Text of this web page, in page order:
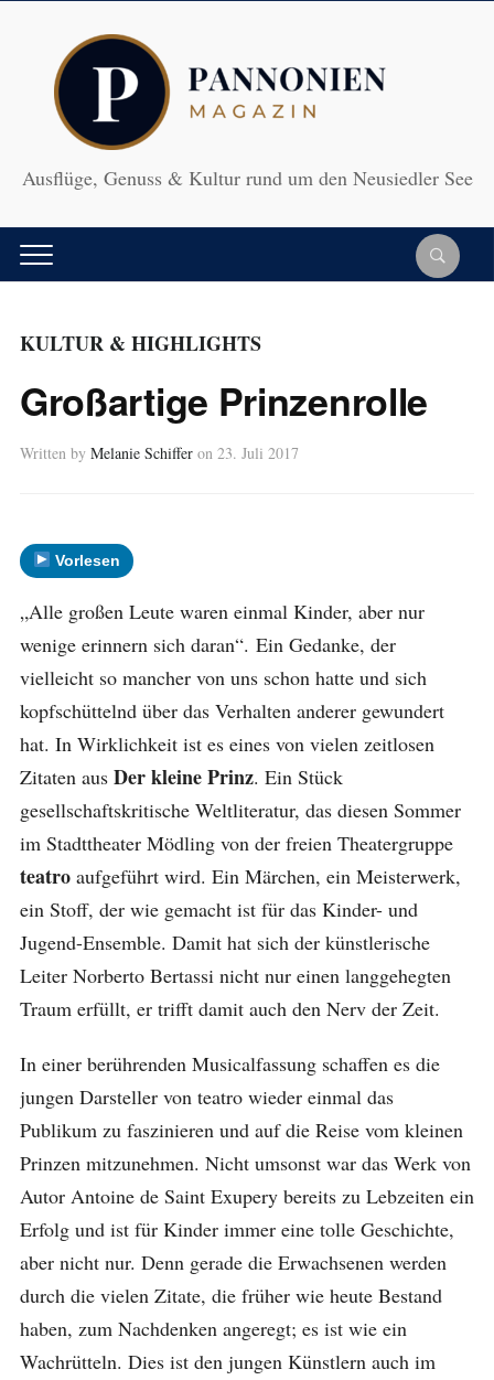
Ausflüge, Genuss & Kultur rund um den Neusiedler See
KULTUR & HIGHLIGHTS
Großartige Prinzenrolle
Written by Melanie Schiffer on 23. Juli 2017
Vorlesen
„Alle großen Leute waren einmal Kinder, aber nur
wenige erinnern sich daran“. Ein Gedanke, der
vielleicht so mancher von uns schon hatte und sich
kopfschüttelnd über das Verhalten anderer gewundert
hat. In Wirklichkeit ist es eines von vielen zeitlosen
Zitaten aus Der kleine Prinz. Ein Stück
gesellschaftskritische Weltliteratur, das diesen Sommer
im Stadttheater Mödling von der freien Theatergruppe
teatroaufgeführt wird. Ein Märchen, ein Meisterwerk,
ein Stoff, der wie gemacht ist für das Kinder- und
Jugend-Ensemble. Damit hat sich der künstlerische
Leiter Norberto Bertassi nicht nur einen langgehegten
Traum erfüllt, er trifft damit auch den Nerv der Zeit.
In einer berührenden Musicalfassung schaffen es die
jungen Darsteller von teatro wieder einmal das
Publikum zu faszinieren und auf die Reise vom kleinen
Prinzen mitzunehmen. Nicht umsonst war das Werk von
Autor Antoine de Saint Exupery bereits zu Lebzeiten ein
Erfolg und ist für Kinder immer eine tolle Geschichte,
aber nicht nur. Denn gerade die Erwachsenen werden
durch die vielen Zitate, die früher wie heute Bestand
haben, zum Nachdenken angeregt; es ist wie ein
Wachrütteln. Dies ist den jungen Künstlern auch im